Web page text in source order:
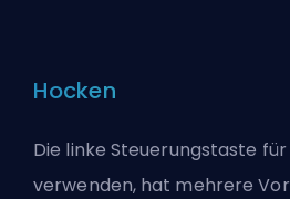
Hocken
Die linke Steuerungstaste
verwenden, hat mehrere